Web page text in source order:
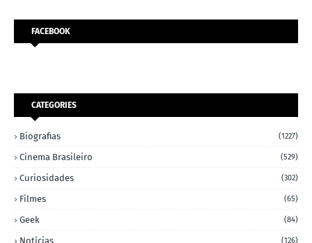
FACEBOOK
CATEGORIES
Biografias (1227)
Cinema Brasileiro (529)
Curiosidades (302)
Filmes (65)
Geek (84)
Notícias (126)